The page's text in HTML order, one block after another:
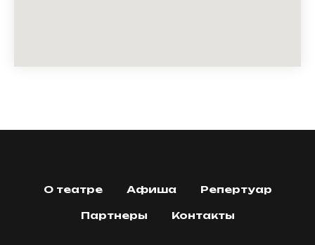
О театре Афиша Репертуар
Партнеры Контакты